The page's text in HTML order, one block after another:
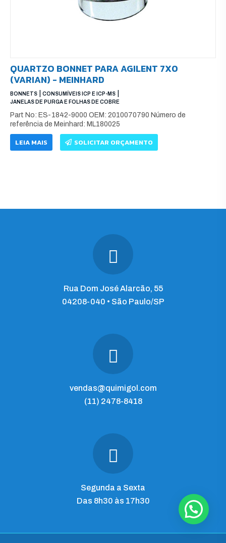
QUARTZO BONNET PARA AGILENT 7X0
(VARIAN) - MEINHARD
BONNETS CONSUMÍVEIS ICP E ICP-MS
JANELAS DE PURGA E FOLHAS DE COBRE
Part No: ES-1842-9000 OEM: 2010070790 Número de
referência de Meinhard: ML180025
LEIA MAIS SOLICITAR ORÇAMENTO
Rua Dom José Alarcão, 55
04208-040 • São Paulo/SP
vendas@quimigol.com
(11) 2478-8418
Segunda a Sexta
Das 8h30 às 17h30